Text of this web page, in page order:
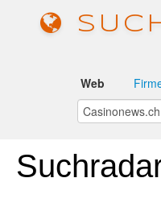
Web